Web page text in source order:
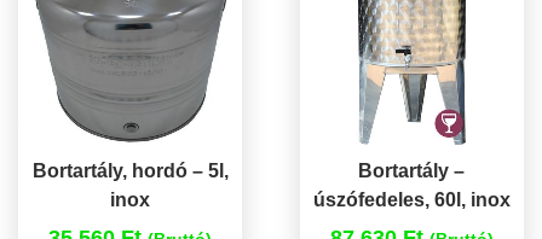
Bortartály, hordó – 5l,
inox
Bortartály –
úszófedeles, 60l, inox